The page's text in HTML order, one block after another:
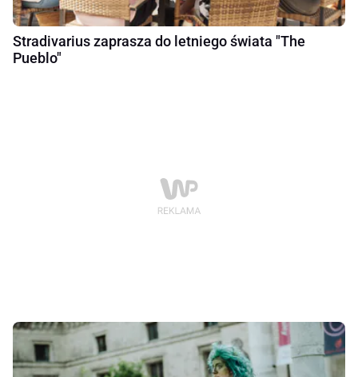
Stradivarius zaprasza do letniego świata "The
Pueblo"